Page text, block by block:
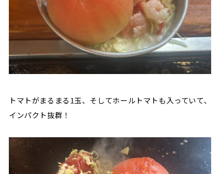
トマトがまるまる1玉、そしてホールトマトも入っていて、
インパクト抜群！